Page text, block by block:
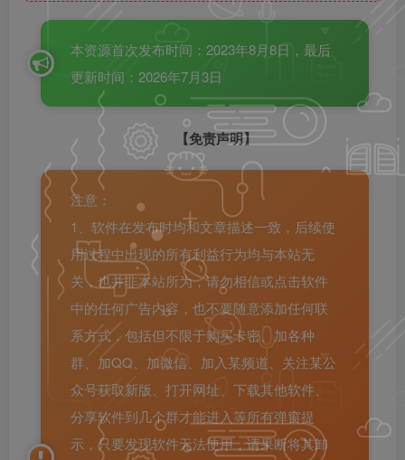
本资源首次发布时间：2023年8月8日，最后
更新时间：2026年7月3日
【免责声明】
注意：
1、软件在发布时均和文章描述一致，后续使
用过程中出现的所有利益行为均与本站无
关，也并非本站所为，请勿相信或点击软件
中的任何广告内容，也不要随意添加任何联
系方式，包括但不限于购买卡密、加各种
群、加QQ、加微信、加入某频道、关注某公
众号获取新版、打开网址、下载其他软件、
分享软件到几个群才能进入等所有弹窗提
示，只要发现软件无法使用，请果断将其卸